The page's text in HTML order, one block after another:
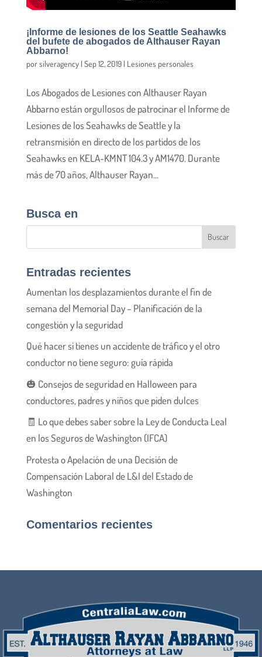
¡Informe de lesiones de los Seattle Seahawks
del bufete de abogados de Althauser Rayan
Abbarno!
porsilveragency| Sep 12, 2019| Lesiones personales
Los Abogados de Lesiones con Althauser Rayan
Abbarno están orgullosos de patrocinar el Informe de
Lesiones de los Seahawks de Seattle y la
retransmisión en directo de los partidos de los
Seahawks en KELA-KMNT 104.3 y AM1470. Durante
más de 70 años, Althauser Rayan...
Busca en
Entradas recientes
Aumentan los desplazamientos durante el fin de
semana del Memorial Day – Planificación de la
congestión y la seguridad
Qué hacer si tienes un accidente de tráfico y el otro
conductor no tiene seguro: guía rápida
🎃 Consejos de seguridad en Halloween para
conductores, padres y niños que piden dulces
🧾 Lo que debes saber sobre la Ley de Conducta Leal
en los Seguros de Washington (IFCA)
Protesta o Apelación de una Decisión de
Compensación Laboral de L&I del Estado de
Washington
Comentarios recientes